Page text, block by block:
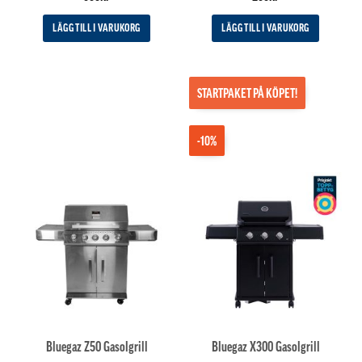
LÄGG TILL I VARUKORG LÄGG TILL I VARUKORG
Bluegaz Z50 Gasolgrill
-10%
STARTPAKET PÅ KÖPET!
Bluegaz X300 Gasolgrill